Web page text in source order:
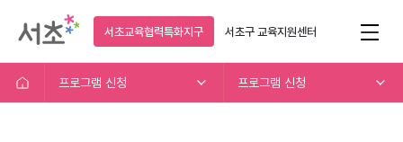
서초교육협력특화지구 서초구교육지원센터
프로그램 신청 프로그램 신청